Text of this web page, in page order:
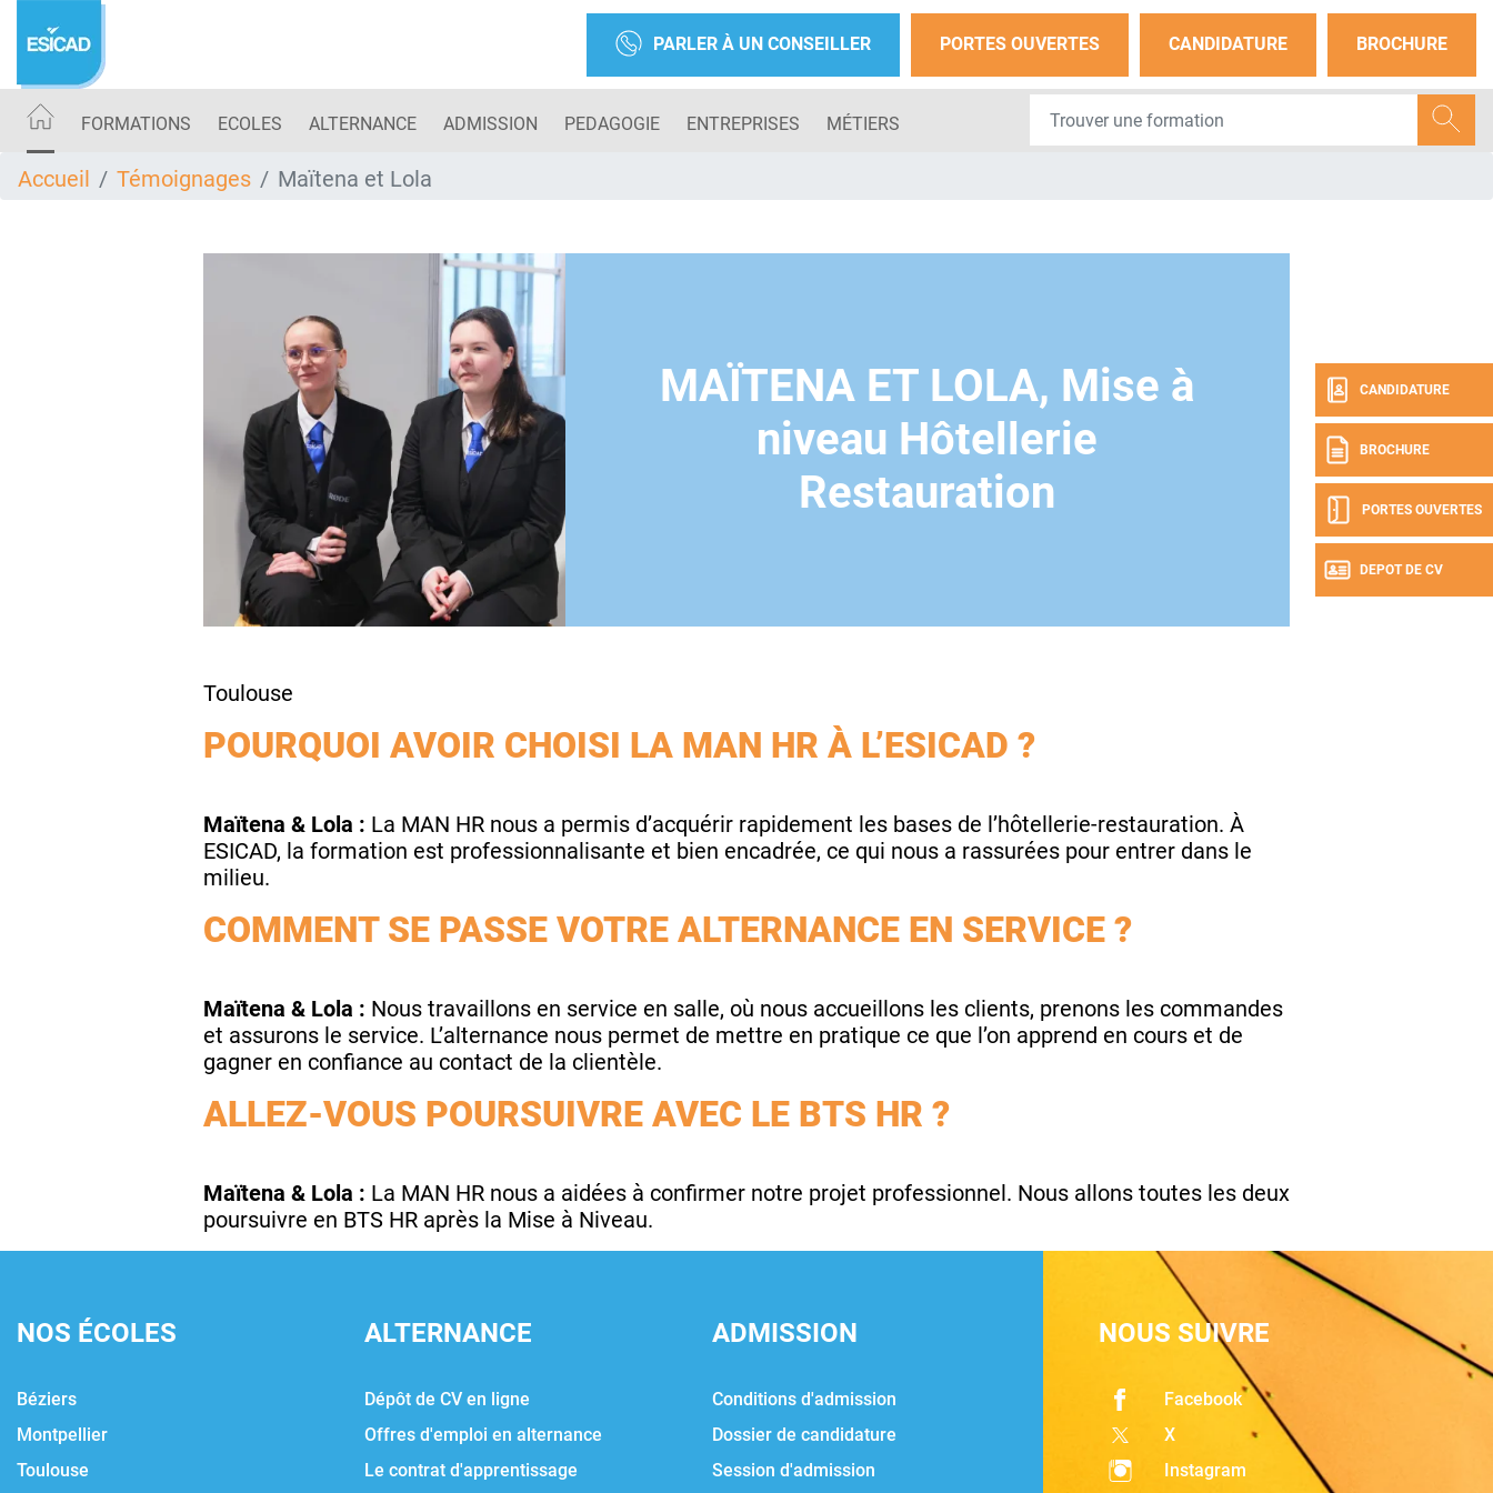
contenu
PARLER À UN CONSEILLER PORTES OUVERTES CANDIDATURE BROCHURE
FORMATIONS ECOLES ALTERNANCE ADMISSION PEDAGOGIE ENTREPRISES MÉTIERS
CANDIDATURE
BROCHURE
PORTES OUVERTES
DEPOT DE CV
Accueil Témoignages Maïtena et Lola
MAÏTENA ET LOLA, Mise à
niveau Hôtellerie
Restauration
Toulouse
POURQUOI AVOIR CHOISI LA MAN HR À L’ESICAD ?
Maïtena & Lola : La MAN HR nous a permis d’acquérir rapidement les bases de l’hôtellerie-restauration. À
ESICAD, la formation est professionnalisante et bien encadrée, ce qui nous a rassurées pour entrer dans le
milieu.
COMMENT SE PASSE VOTRE ALTERNANCE EN SERVICE ?
Maïtena & Lola : Nous travaillons en service en salle, où nous accueillons les clients, prenons les commandes
et assurons le service. L’alternance nous permet de mettre en pratique ce que l’on apprend en cours et de
gagner en confiance au contact de la clientèle.
ALLEZ-VOUS POURSUIVRE AVEC LE BTS HR ?
Maïtena & Lola : La MAN HR nous a aidées à confirmer notre projet professionnel. Nous allons toutes les deux
poursuivre en BTS HR après la Mise à Niveau.
NOS ÉCOLES
Béziers
Montpellier
Toulouse
ALTERNANCE
Dépôt de CV en ligne
Offres d'emploi en alternance
Le contrat d'apprentissage
ADMISSION
Conditions d'admission
Dossier de candidature
Session d'admission
NOUS SUIVRE
Facebook
X
Instagram